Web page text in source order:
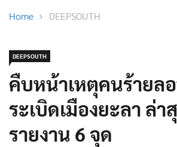
Home DEEPSOUTH
DEEPSOUTH
คืบหน้าเหตุคนร้ายล
ระเบิดเมืองยะลา ล่า
รายงาน 6 จุด